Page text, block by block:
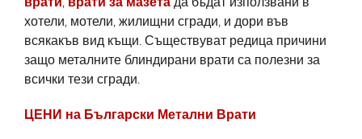
хотели, мотели, жилищни сгради, и дори във
всякакъв вид къщи. Съществуват редица причини
защо металните блиндирани врати са полезни за
всички тези сгради.
ЦЕНИ на Български Метални Врати